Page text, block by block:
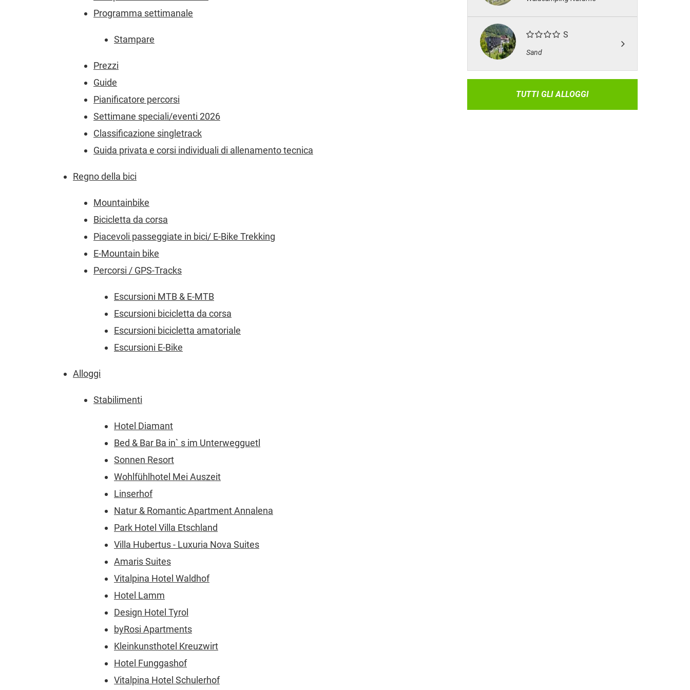
Programma settimanale
Stampare
Prezzi
Guide
Pianificatore percorsi
Settimane speciali/eventi 2026
Classificazione singletrack
Guida privata e corsi individuali di allenamento tecnica
Regno della bici
Mountainbike
Bicicletta da corsa
Piacevoli passeggiate in bici/ E-Bike Trekking
E-Mountain bike
Percorsi / GPS-Tracks
Escursioni MTB & E-MTB
Escursioni bicicletta da corsa
Escursioni bicicletta amatoriale
Escursioni E-Bike
Alloggi
Stabilimenti
Hotel Diamant
Bed & Bar Ba in` s im Unterwegguetl
Sonnen Resort
Wohlfühlhotel Mei Auszeit
Linserhof
Natur & Romantic Apartment Annalena
Park Hotel Villa Etschland
Villa Hubertus - Luxuria Nova Suites
Amaris Suites
Vitalpina Hotel Waldhof
Hotel Lamm
Design Hotel Tyrol
byRosi Apartments
Kleinkunsthotel Kreuzwirt
Hotel Funggashof
Vitalpina Hotel Schulerhof
S
Sand
TUTTI GLI ALLOGGI